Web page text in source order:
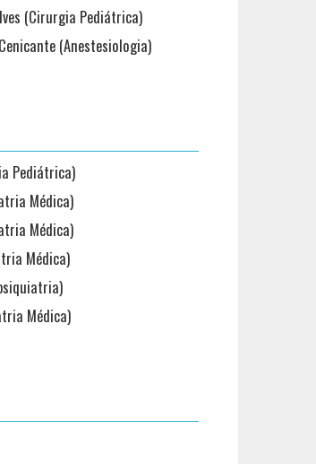
(Cirurgia Pediátrica)
(Anestesiologia)
Pediátrica)
Médica)
Médica)
Médica)
Médica)